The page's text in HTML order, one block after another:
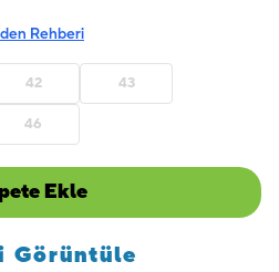
Rehberi
42 43
46
Ekle
Görüntüle